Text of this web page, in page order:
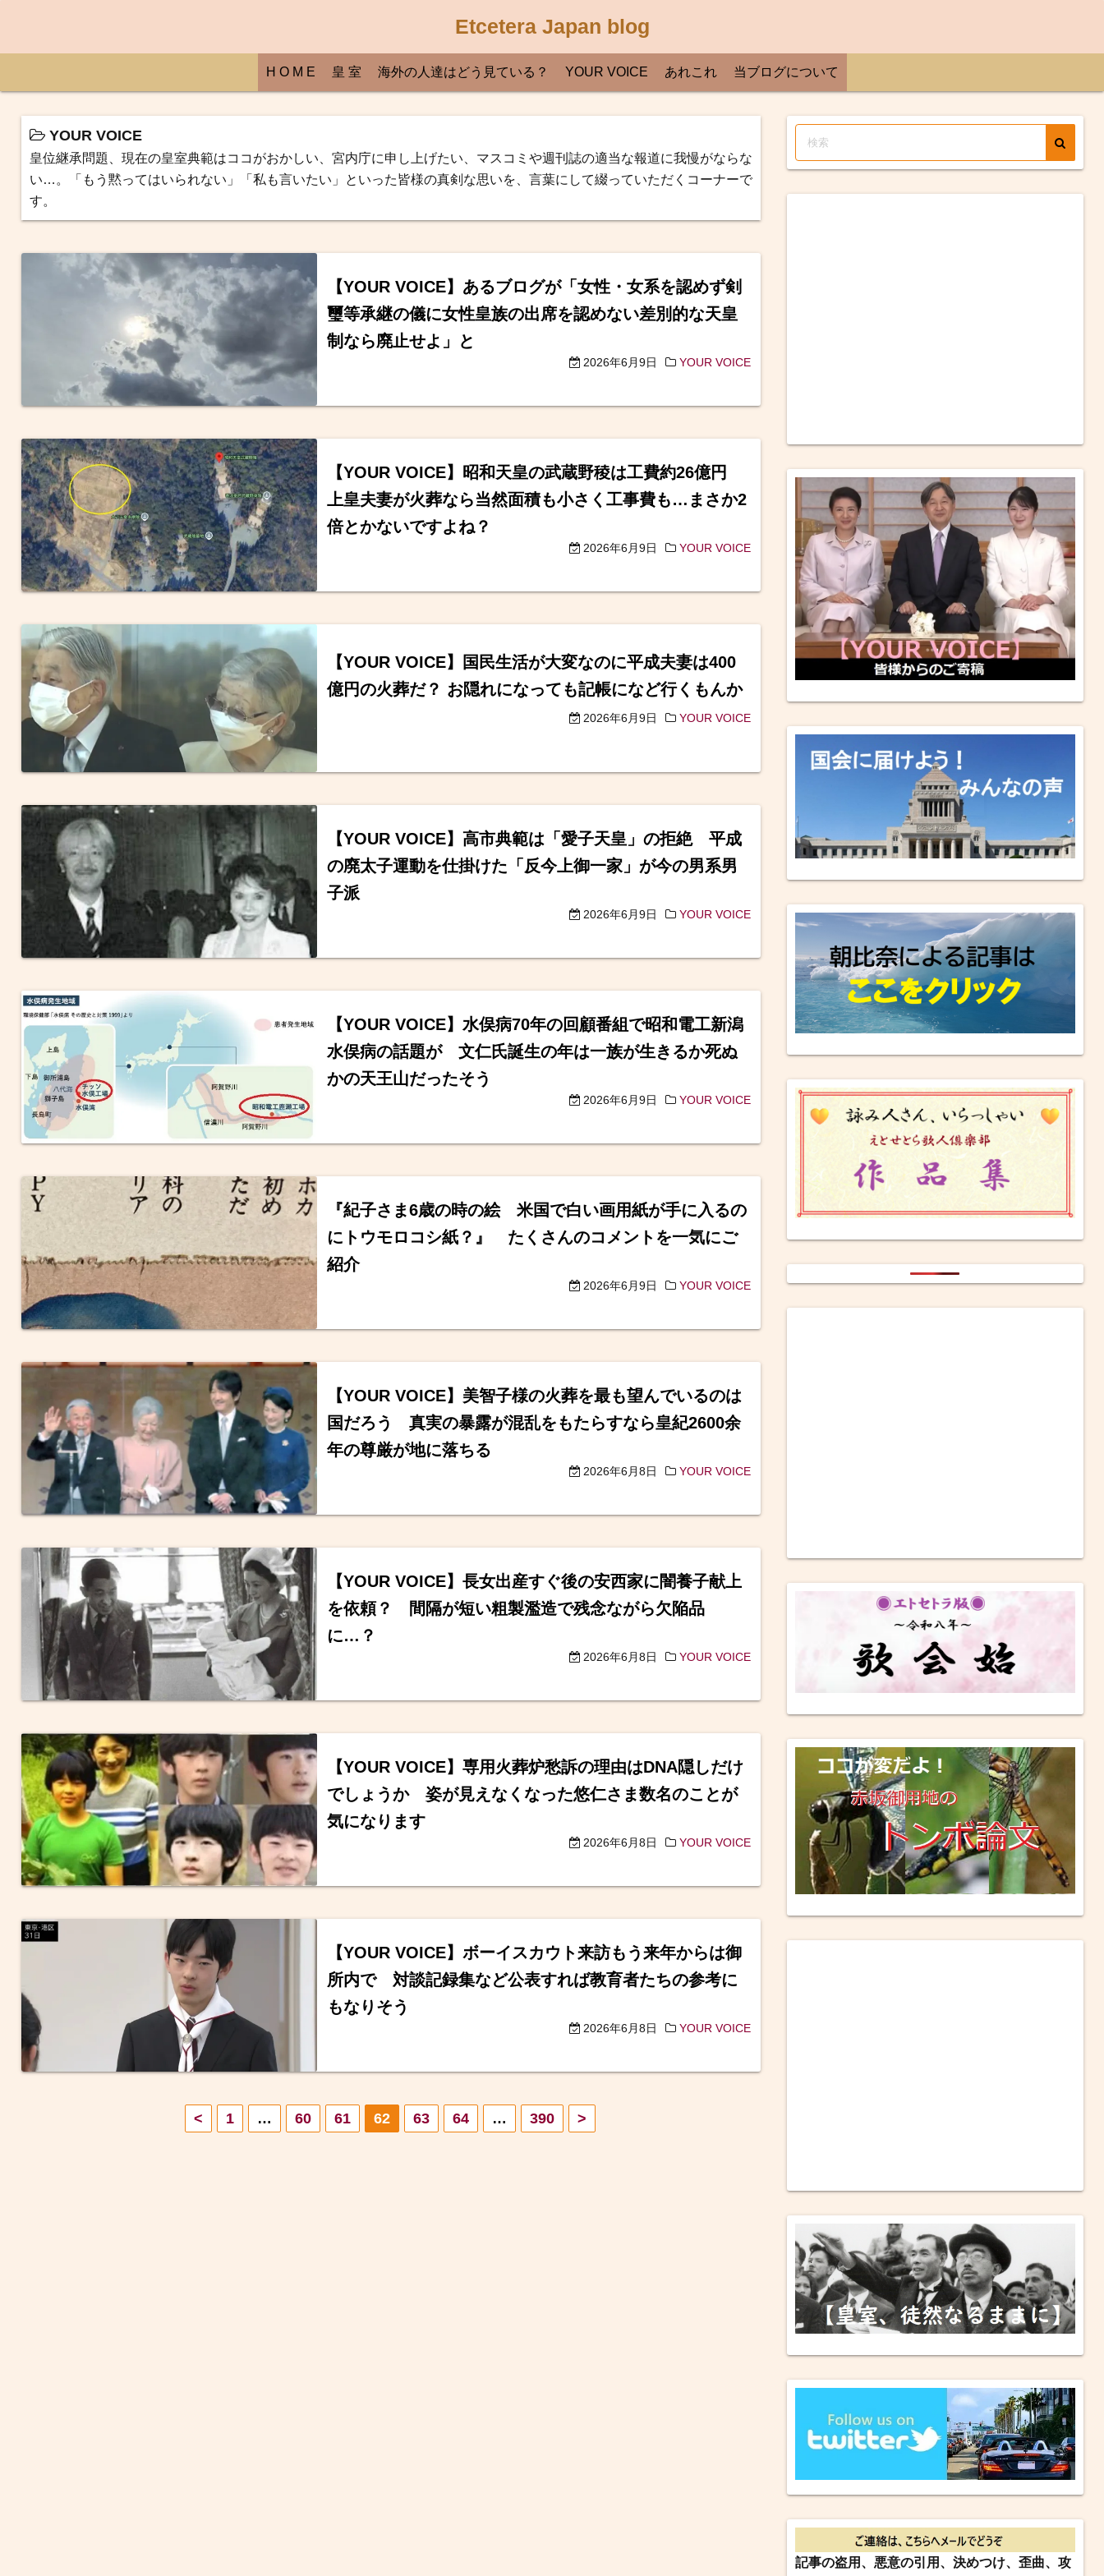
Etcetera Japan blog
H O M E 皇 室 海外の人達はどう見ている？ YOUR VOICE あれこれ 当ブログについて
YOUR VOICE
皇位継承問題、現在の皇室典範はココがおかしい、宮内庁に申し上げたい、マスコミや週刊誌の適当な報道に我慢がならな
い…。「もう黙ってはいられない」「私も言いたい」といった皆様の真剣な思いを、言葉にして綴っていただくコーナーで
す。
【YOUR VOICE】あるブログが「女性・女系を認めず剣
璽等承継の儀に女性皇族の出席を認めない差別的な天皇
制なら廃止せよ」と
2026年6月9日 YOUR VOICE
【YOUR VOICE】昭和天皇の武蔵野稜は工費約26億円
上皇夫妻が火葬なら当然面積も小さく工事費も…まさか2
倍とかないですよね？
2026年6月9日 YOUR VOICE
【YOUR VOICE】国民生活が大変なのに平成夫妻は400
億円の火葬だ？ お隠れになっても記帳になど行くもんか
2026年6月9日 YOUR VOICE
【YOUR VOICE】高市典範は「愛子天皇」の拒絶 平成
の廃太子運動を仕掛けた「反今上御一家」が今の男系男
子派
2026年6月9日 YOUR VOICE
【YOUR VOICE】水俣病70年の回顧番組で昭和電工新潟
水俣病の話題が 文仁氏誕生の年は一族が生きるか死ぬ
かの天王山だったそう
2026年6月9日 YOUR VOICE
『紀子さま6歳の時の絵 米国で白い画用紙が手に入るの
にトウモロコシ紙？』 たくさんのコメントを一気にご
紹介
2026年6月9日 YOUR VOICE
【YOUR VOICE】美智子様の火葬を最も望んでいるのは
国だろう 真実の暴露が混乱をもたらすなら皇紀2600余
年の尊厳が地に落ちる
2026年6月8日 YOUR VOICE
【YOUR VOICE】長女出産すぐ後の安西家に闇養子献上
を依頼？ 間隔が短い粗製濫造で残念ながら欠陥品
に…？
2026年6月8日 YOUR VOICE
【YOUR VOICE】専用火葬炉愁訴の理由はDNA隠しだけ
でしょうか 姿が見えなくなった悠仁さま数名のことが
気になります
2026年6月8日 YOUR VOICE
【YOUR VOICE】ボーイスカウト来訪もう来年からは御
所内で 対談記録集など公表すれば教育者たちの参考に
もなりそう
2026年6月8日 YOUR VOICE
< 1 … 60 61 62 63 64 … 390 >
記事の盗用、悪意の引用、決めつけ、歪曲、攻